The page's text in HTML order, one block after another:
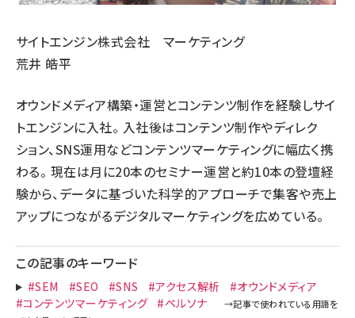
サイトエンジン株式会社 マーケティング
荒井 皓平
オウンドメディア構築・運営とコンテンツ制作を経験しサイ
トエンジンに入社。 入社後はコンテンツ制作やディレク
ション、SNS運用などコンテンツマーケティングに幅広く携
わる。 現在は月に20本のセミナー運営と約10本の登壇経
験から、データに基づいた科学的アプローチで集客や売上
アップにつながるデジタルマーケティングを広めている。
この記事のキーワード
#SEM #SEO #SNS #アクセス解析
#オウンドメディア
#コンテンツマーケティング
#ペルソナ